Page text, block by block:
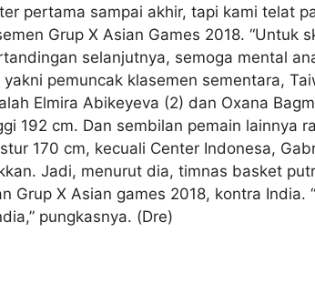
pertama sampai akhir, tapi kami telat
Grup X Asian Games 2018. “Untuk
selanjutnya, semoga mental
pemuncak klasemen sementara,
Elmira Abikeyeva (2) dan Oxana
192 cm. Dan sembilan pemain lainnya
170 cm, kecuali Center Indonesa,
Jadi, menurut dia, timnas basket
X Asian games 2018, kontra India.
pungkasnya. (Dre)